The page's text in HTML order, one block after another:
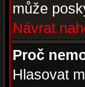
může
Návrat
Proč
Hlasovat